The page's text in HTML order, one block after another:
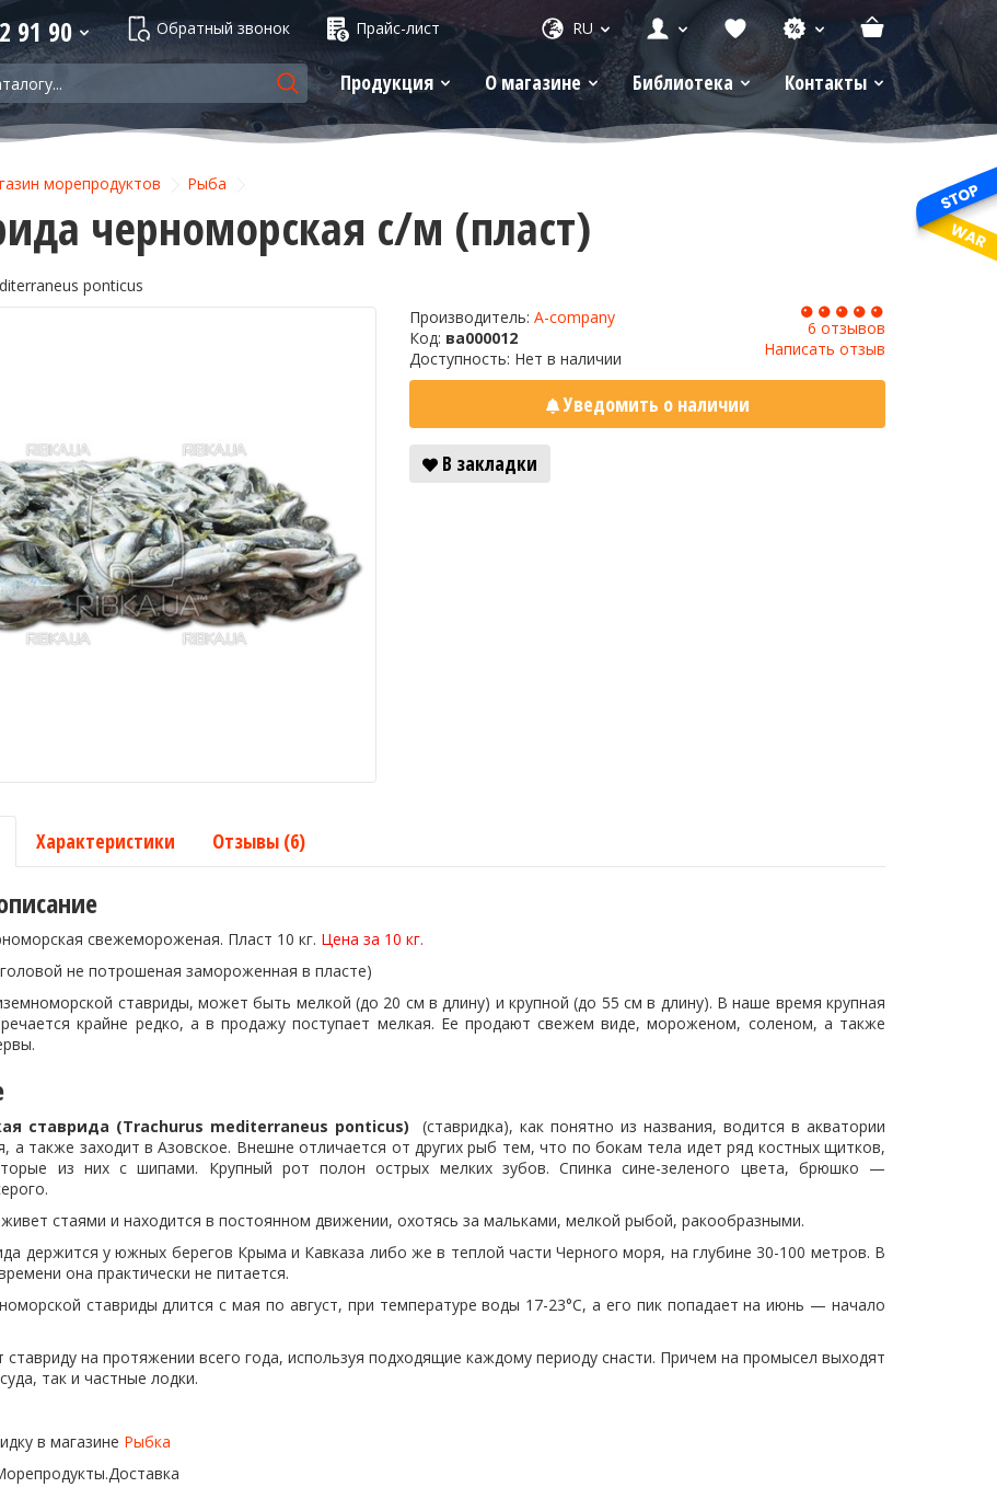
91 90 Обратный звонок Прайс-лист RU
Продукция О магазине Библиотека Контакты
морепродуктов Рыба
черноморская с/м (пласт)
ponticus
Производитель: A-company
Код: ва000012
Доступность: Нет в наличии
6 отзывов
Написать отзыв
Уведомить о наличии
В закладки
Характеристики Отзывы (6)
свежемороженая. Пласт 10 кг. Цена за 10 кг.
не потрошеная замороженная в пласте)
ставриды, может быть мелкой (до 20 см в длину) и крупной (до 55 см в длину). В наше время крупная
крайне редко, а в продажу поступает мелкая. Ее продают свежем виде, мороженом, соленом, а также
ставрида (Trachurus mediterraneus ponticus) (ставридка), как понятно из названия, водится в акватории
а также заходит в Азовское. Внешне отличается от других рыб тем, что по бокам тела идет ряд костных щитков,
из них с шипами. Крупный рот полон острых мелких зубов. Спинка сине-зеленого цвета, брюшко —
стаями и находится в постоянном движении, охотясь за мальками, мелкой рыбой, ракообразными.
держится у южных берегов Крыма и Кавказа либо же в теплой части Черного моря, на глубине 30-100 метров. В
она практически не питается.
ставриды длится с мая по август, при температуре воды 17-23°C, а его пик попадает на июнь — начало
на протяжении всего года, используя подходящие каждому периоду снасти. Причем на промысел выходят
так и частные лодки.
в магазине Рыбка